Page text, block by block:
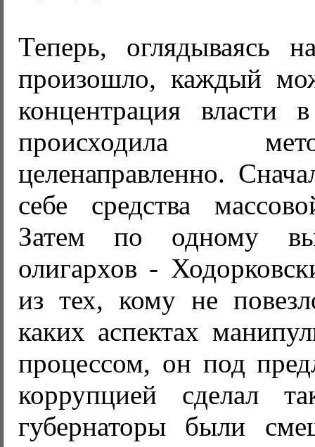
Теперь, оглядываясь
произошло, каждый
концентрация власти
происходила
целенаправленно.
себе средства
Затем по одному
олигархов -
из тех, кому не
каких аспектах
процессом, он под
коррупцией сделал
губернаторы были